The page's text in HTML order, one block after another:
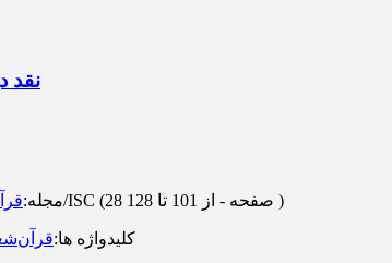
نقد
مجله: رتبه: علمی-ترویجی/ISC (‎28 صفحه - )
کلیدواژه ها:قرآن